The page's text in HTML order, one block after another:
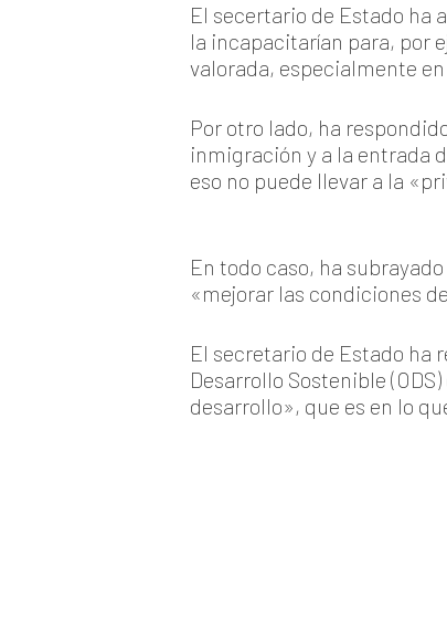
El secertario de Estado ha
la incapacitarían para, por
valorada, especialmente
Por otro lado, ha
inmigración y a la entrada
eso no puede llevar a la
En todo caso, ha
«mejorar las condiciones
El secretario de Estado ha
Desarrollo Sostenible
desarrollo», que es en lo